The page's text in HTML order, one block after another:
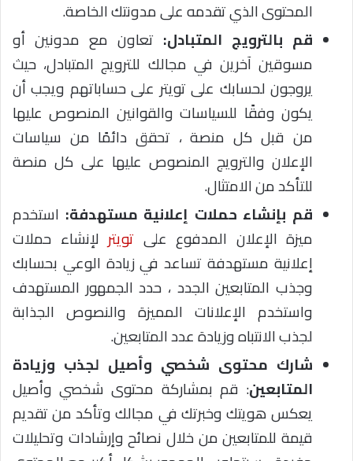
المحتوى الذي تقدمه على مدونتك الخاصة.
قم بالترويج المتبادل: تعاون مع مدونين أو
مسوقين آخرين في مجالك للترويج المتبادل، حيث
يروجون لحسابك على تويتر على حساباتهم ويجب أن
يكون وفقًا للسياسات والقوانين المنصوص عليها
من قبل كل منصة ، تحقق دائمًا من سياسات
الإعلان والترويج المنصوص عليها على كل منصة
للتأكد من الامتثال.
قم بإنشاء حملات إعلانية مستهدفة: استخدم
ميزة الإعلان المدفوع على تويتر لإنشاء حملات
إعلانية مستهدفة تساعد في زيادة الوعي بحسابك
وجذب المتابعين الجدد ، حدد الجمهور المستهدف
واستخدم الإعلانات المميزة والنصوص الجذابة
لجذب الانتباه وزيادة عدد المتابعين.
شارك محتوى شخصي وأصيل لجذب وزيادة
المتابعين: قم بمشاركة محتوى شخصي وأصيل
يعكس هويتك وخبرتك في مجالك وتأكد من تقديم
قيمة للمتابعين من خلال نصائح وإرشادات وتحليلات